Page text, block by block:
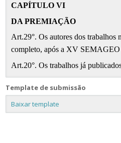
CAPÍTULO VI
DA PREMIAÇÃO
Art.29°. Os autores dos trabalhos
completo, após a XV SEMAGEO
Art.20°. Os trabalhos já
Template de submissão
Baixar template